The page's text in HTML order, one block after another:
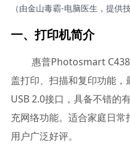
（由金山毒霸-电脑医生，提供
一、打印机简介
惠普Photosmart
盖打印、扫描和复印功能
USB 2.0接口，具备不错的
充网络功能。适合家庭日
用户广泛好评。